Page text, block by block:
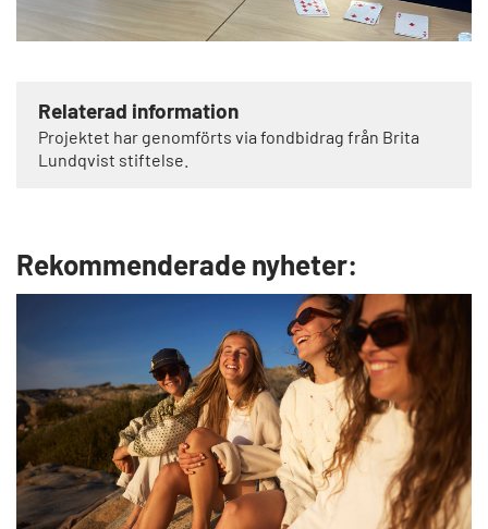
Relaterad information
Projektet har genomförts via fondbidrag från Brita
Lundqvist stiftelse.
Rekommenderade nyheter: